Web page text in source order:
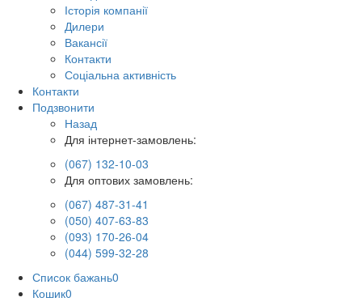
Історія компанії
Дилери
Вакансії
Контакти
Соціальна активність
Контакти
Подзвонити
Назад
Для інтернет-замовлень:
(067) 132-10-03
Для оптових замовлень:
(067) 487-31-41
(050) 407-63-83
(093) 170-26-04
(044) 599-32-28
Список бажань0
Кошик0